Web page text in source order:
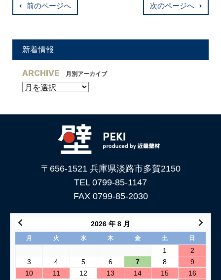
前のページへ 次のページへ
新着情報
ARCHIVE 月別アーカイブ
〒656-1521 兵庫県淡路市多賀2150
TEL 0799-85-1147
FAX 0799-85-2030
2026 年 8 月
月 火 水 木 金 土 日
1
2
3
4 5 6 7 8
9
10
11 12 13 14 15
16